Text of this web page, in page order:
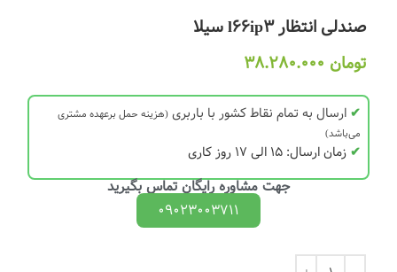
صندلی انتظار l66ip3 سیلا
تومان
✔ ارسال به تمام نقاط کشور با باربری(هزینه حمل برعهده مشتری
می‌باشد)
✔ زمان ارسال: 15 الی 17 روز کاری
جهت مشاوره رایگان تماس بگیرید
09023003711